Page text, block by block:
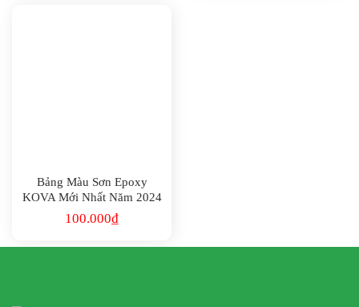
Bảng Màu Sơn Epoxy
KOVA Mới Nhất Năm 2024
100.000₫